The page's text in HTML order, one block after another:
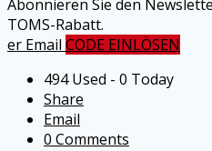
Abonnieren Sie den
TOMS-Rabatt.
er Email CODE EINLÖSEN
494 Used - 0 Today
Share
Email
0 Comments